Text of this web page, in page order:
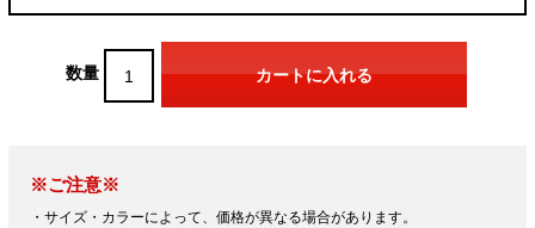
数量
※ご注意※
・サイズ・カラーによって、価格が異なる場合があります。